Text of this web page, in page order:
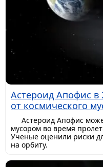
Астероид Апофис в
от космического
Астероид Апофис
мусором во время
Ученые оценили риски
на орбиту.